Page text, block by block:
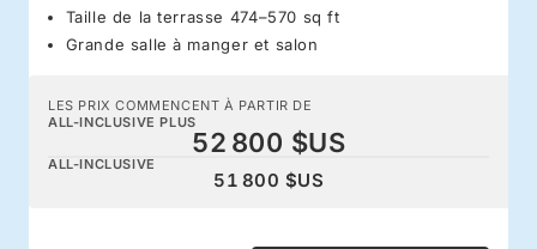
Taille de la terrasse 474–570 sq ft
Grande salle à manger et salon
LES PRIX COMMENCENT À PARTIR DE
ALL-INCLUSIVE PLUS
52 800 $US
ALL-INCLUSIVE
51 800 $US